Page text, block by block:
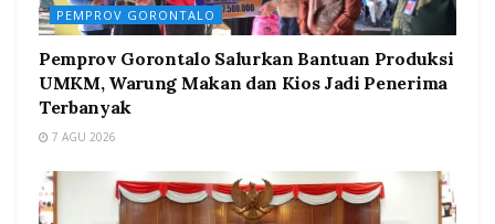
PEMPROV GORONTALO
Pemprov Gorontalo Salurkan Bantuan Produksi
UMKM, Warung Makan dan Kios Jadi Penerima
Terbanyak
7 AGU 2026